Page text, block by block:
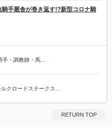
手厩舎が巻き返す!?新型コロナ騎
手・調教師・馬…
クロードステークス…
RETURN TOP